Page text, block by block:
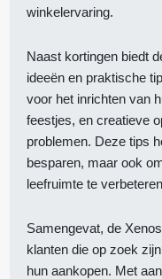
winkelervaring.
Naast kortingen biedt
ideeën en praktische
voor het inrichten van
feestjes, en creatieve
problemen. Deze tips
besparen, maar ook
leefruimte te
Samengevat, de
klanten die op zoek
hun aankopen. Met